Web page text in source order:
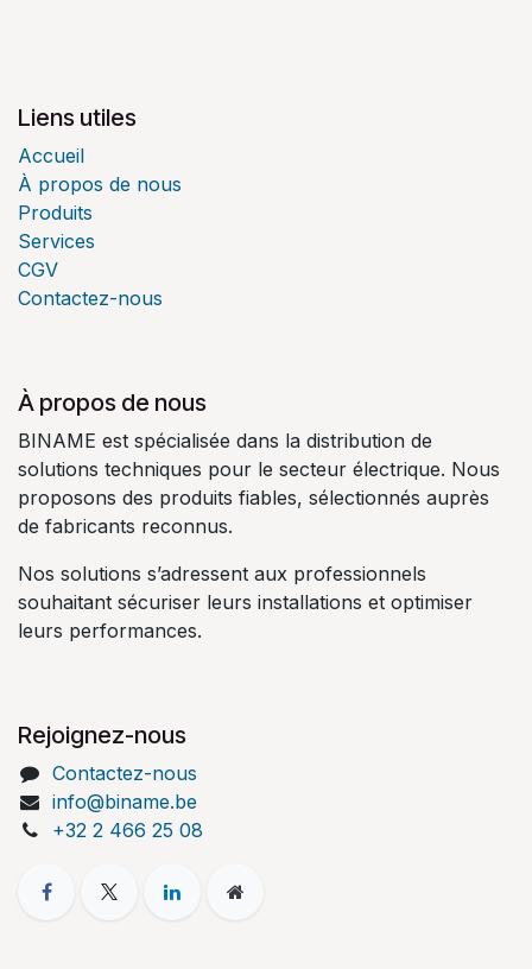
Liens utiles
Accueil
À propos de nous
Produits
Services
CGV
Contactez-nous
À propos de nous
BINAME est spécialisée dans la distribution de
solutions techniques pour le secteur électrique. Nous
proposons des produits fiables, sélectionnés auprès
de fabricants reconnus.
Nos solutions s’adressent aux professionnels
souhaitant sécuriser leurs installations et optimiser
leurs performances.
Rejoignez-nous
Contactez-nous
info@biname.be
+32 2 466 25 08